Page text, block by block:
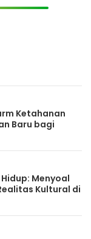
Ketahanan
Baru bagi
Menyoal
Kultural di